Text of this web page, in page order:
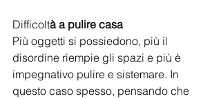
Difficoltà a pulire casa
Più oggetti si possiedono, più il
disordine riempie gli spazi e più è
impegnativo pulire e sistemare. In
questo caso spesso, pensando che